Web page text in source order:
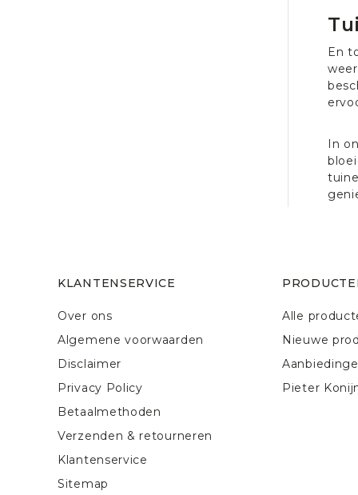
En
In
KLANTENSERVICE
Over ons
Algemene voorwaarden
Disclaimer
Privacy Policy
Betaalmethoden
Verzenden & retourneren
Klantenservice
Sitemap
Alle
Nieuwe
Pieter